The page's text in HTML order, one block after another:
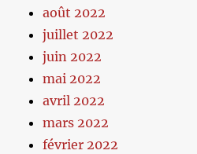
août 2022
juillet 2022
juin 2022
mai 2022
avril 2022
mars 2022
février 2022